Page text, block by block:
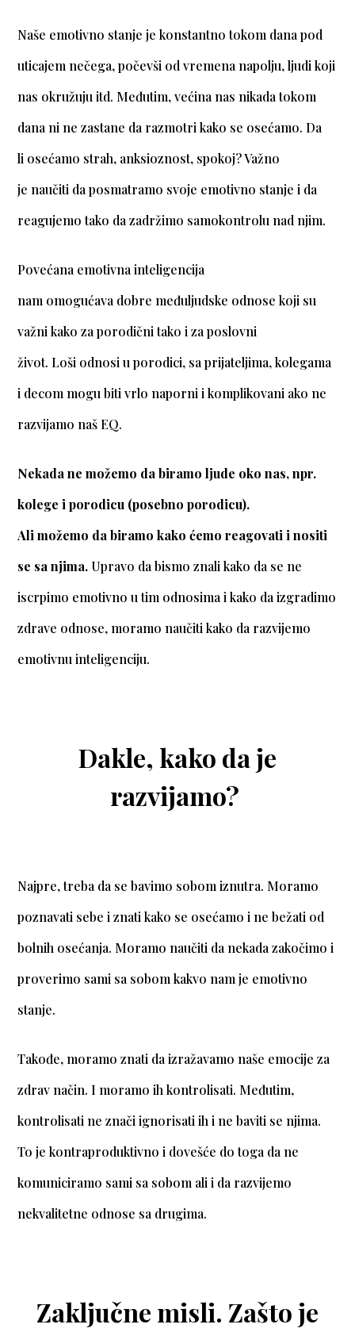
Naše emotivno stanje je konstantno tokom dana pod
uticajem nečega, počevši od vremena napolju, ljudi koji
nas okružuju itd. Međutim, većina nas nikada tokom
dana ni ne zastane da razmotri kako se osećamo. Da
li osećamo strah, anksioznost, spokoj? Važno
je naučiti da posmatramo svoje emotivno stanje i da
reagujemo tako da zadržimo samokontrolu nad njim.
Povećana emotivna inteligencija
nam omogućava dobre međuljudske odnose koji su
važni kako za porodični tako i za poslovni
život. Loši odnosi u porodici, sa prijateljima, kolegama
i decom mogu biti vrlo naporni i komplikovani ako ne
razvijamo naš EQ.
Nekada ne možemo da biramo ljude oko nas, npr.
kolege i porodicu (posebno porodicu).
Ali možemo da biramo kako ćemo reagovati i nositi
se sa njima. Upravo da bismo znali kako da se ne
iscrpimo emotivno u tim odnosima i kako da izgradimo
zdrave odnose, moramo naučiti kako da razvijemo
emotivnu inteligenciju.
Dakle, kako da je
razvijamo?
Najpre, treba da se bavimo sobom iznutra. Moramo
poznavati sebe i znati kako se osećamo i ne bežati od
bolnih osećanja. Moramo naučiti da nekada zakočimo i
proverimo sami sa sobom kakvo nam je emotivno
stanje.
Takođe, moramo znati da izražavamo naše emocije za
zdrav način. I moramo ih kontrolisati. Međutim,
kontrolisati ne znači ignorisati ih i ne baviti se njima.
To je kontraproduktivno i dovešće do toga da ne
komuniciramo sami sa sobom ali i da razvijemo
nekvalitetne odnose sa drugima.
Zaključne misli. Zašto je